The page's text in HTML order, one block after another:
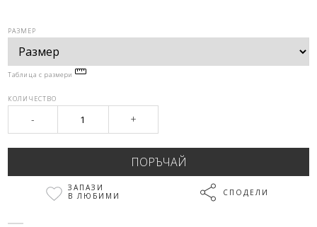
РАЗМЕР
Таблица с размери
КОЛИЧЕСТВО
- +
ЗАПАЗИ
В ЛЮБИМИ
СПОДЕЛИ